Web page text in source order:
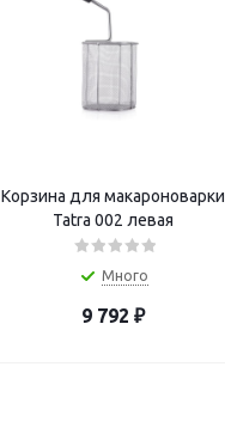
Корзина для макароноварки
Tatra 002 левая
Много
9 792 ₽